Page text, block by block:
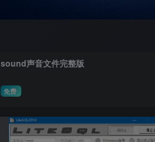
sound声音文件完整版
免费